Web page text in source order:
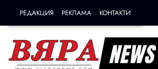
РЕДАКЦИЯ РЕКЛАМА КОНТАКТИ